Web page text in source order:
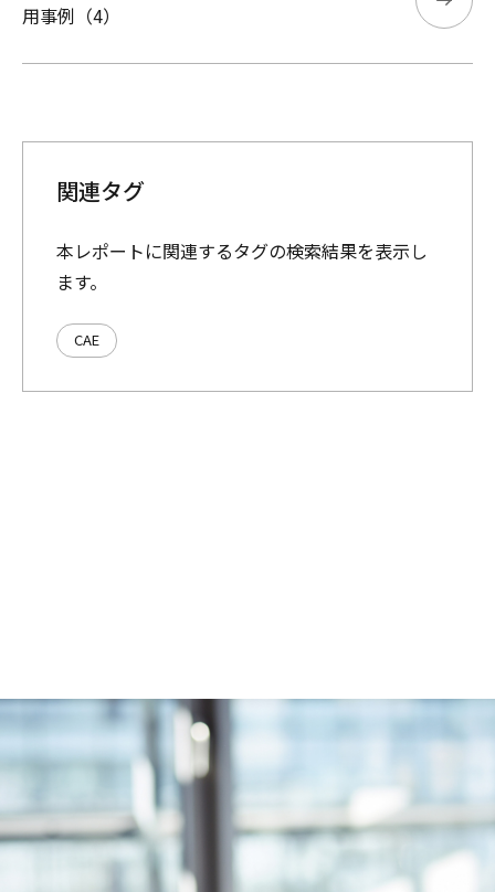
用事例（4）
関連タグ
本レポートに関連するタグの検索結果を表示し
ます。
CAE